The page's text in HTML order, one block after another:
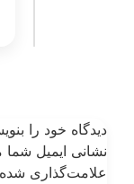
خود را بنویسید
ایمیل شما
شده‌اند*